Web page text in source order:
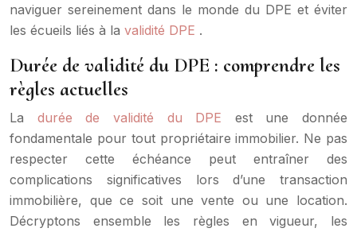
naviguer sereinement dans le monde du DPE et éviter
les écueils liés à la validité DPE .
Durée de validité du DPE : comprendre les
règles actuelles
La durée de validité du DPE est une donnée
fondamentale pour tout propriétaire immobilier. Ne pas
respecter cette échéance peut entraîner des
complications significatives lors d’une transaction
immobilière, que ce soit une vente ou une location.
Décryptons ensemble les règles en vigueur, les